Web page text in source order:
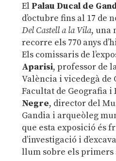
El Palau Ducal de
d’octubre fins al 17 de
Del Castell a la Vila, una
recorre els 770 anys
Els comissaris de
Aparisi, professor de
València i vicedegà de
Facultat de Geografia i
Negre, director del
Gandia i arqueòleg
que esta exposició és
d’investigació i
llum sobre els primers